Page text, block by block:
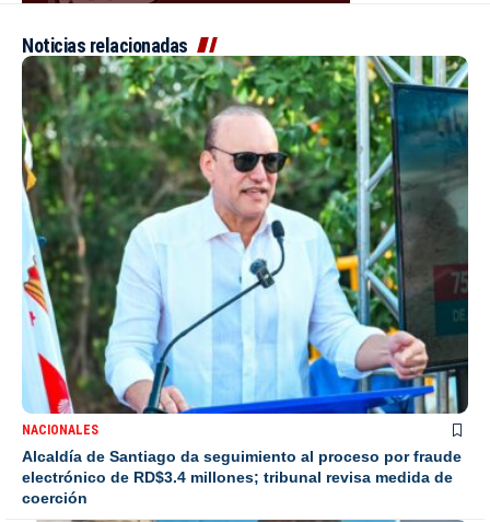
Noticias relacionadas
NACIONALES
Alcaldía de Santiago da seguimiento al proceso por fraude
electrónico de RD$3.4 millones; tribunal revisa medida de
coerción